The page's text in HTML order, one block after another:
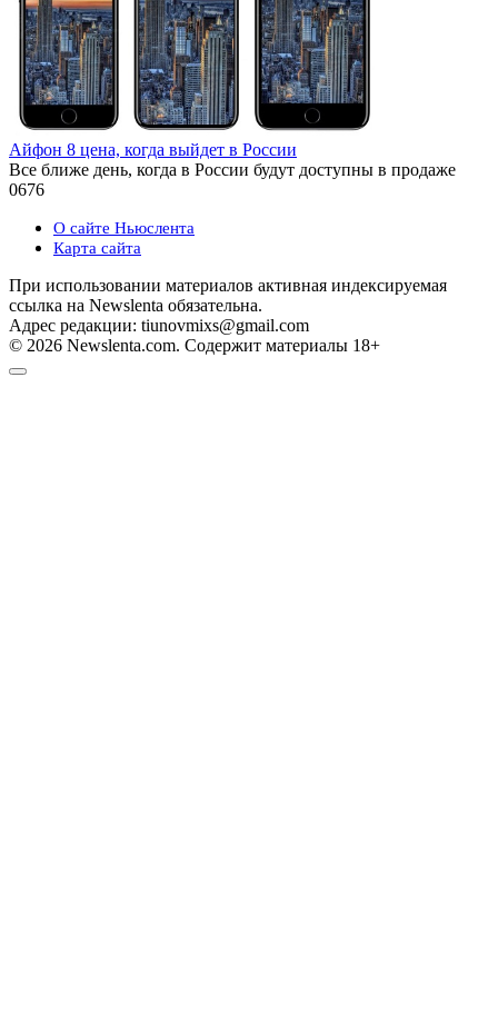
Айфон 8 цена, когда выйдет в России
Все ближе день, когда в России будут доступны в продаже
0676
О сайте Ньюслента
Карта сайта
При использовании материалов активная индексируемая
ссылка на Newslenta обязательна.
Адрес редакции: tiunovmixs@gmail.com
© 2026 Newslenta.com. Содержит материалы 18+